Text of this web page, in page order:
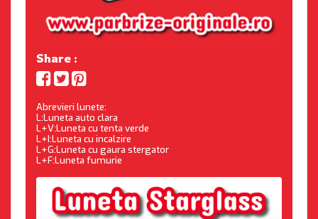
Share :
Abrevieri lunete:
L:Luneta auto clara
L+V:Luneta cu tenta verde
L+I:Luneta cu incalzire
L+G:Luneta cu gaura stergator
L+F:Luneta fumurie